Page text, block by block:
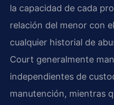
la capacidad de cada
relación del menor con
cualquier historial de
Court generalmente
independientes de
manutención, mientras